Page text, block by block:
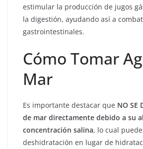
estimular la producción de jugos
la digestión, ayudando así a
gastrointestinales.
Cómo Tomar
Mar
Es importante destacar que NO SE
de mar directamente debido a su
concentración salina, lo cual
deshidratación en lugar de